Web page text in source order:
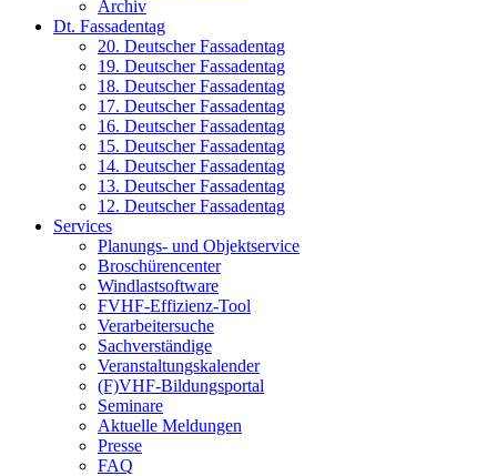
Archiv
Dt. Fassadentag
20. Deutscher Fassadentag
19. Deutscher Fassadentag
18. Deutscher Fassadentag
17. Deutscher Fassadentag
16. Deutscher Fassadentag
15. Deutscher Fassadentag
14. Deutscher Fassadentag
13. Deutscher Fassadentag
12. Deutscher Fassadentag
Services
Planungs- und Objektservice
Broschürencenter
Windlastsoftware
FVHF-Effizienz-Tool
Verarbeitersuche
Sachverständige
Veranstaltungskalender
(F)VHF-Bildungsportal
Seminare
Aktuelle Meldungen
Presse
FAQ